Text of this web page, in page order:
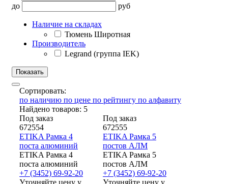
до
руб
Наличие на складах
Тюмень Широтная
Производитель
Legrand (группа IEK)
Сортировать:
по наличию по цене по рейтингу по алфавиту
Найдено товаров: 5
Под заказ
672554
ETIKA Рамка 4
поста алюминий
ETIKA Рамка 4
поста алюминий
+7 (3452) 69-92-20
Уточняйте цену у
Под заказ
672555
ETIKA Рамка 5
постов АЛМ
ETIKA Рамка 5
постов АЛМ
+7 (3452) 69-92-20
Уточняйте цену у